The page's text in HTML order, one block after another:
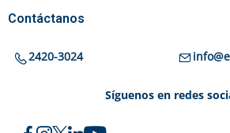
Contáctanos
2420-3024
Síguenos en redes